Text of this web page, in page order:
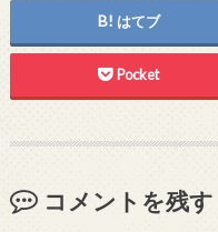
はてブ
Pocket
コメントを残す